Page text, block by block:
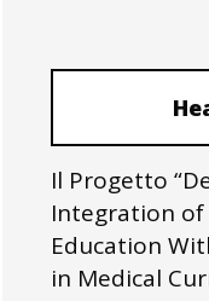
Il Progetto
Integration
Education
in Medical